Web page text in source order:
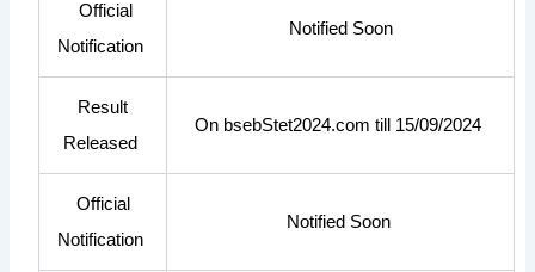
Official
Notification
Notified Soon
Result
Released
On bsebStet2024.com till 15/09/2024
Official
Notification
Notified Soon